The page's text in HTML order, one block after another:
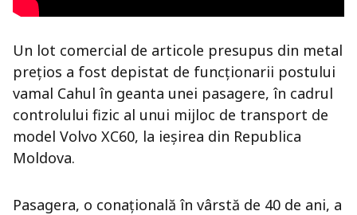
Un lot comercial de articole presupus din metal
prețios a fost depistat de funcționarii postului
vamal Cahul în geanta unei pasagere, în cadrul
controlului fizic al unui mijloc de transport de
model Volvo XC60, la ieșirea din Republica
Moldova.
Pasagera, o conațională în vârstă de 40 de ani, a